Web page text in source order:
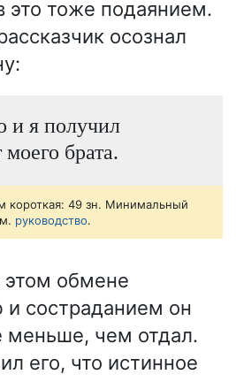
это тоже подаянием.
осознал
и я получил
брата.
короткая: 49 зн. Минимальный
руководство.
этом обмене
и состраданием он
меньше, чем отдал.
его, что истинное